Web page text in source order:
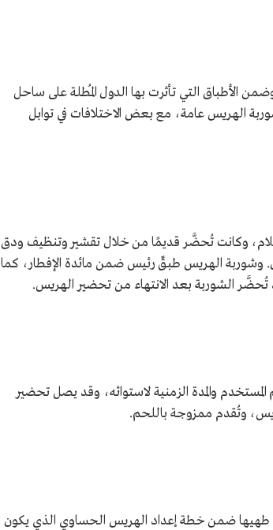
الأطباق التي تأثرت بها الدول المُطلة على ساحل
الهريس عامة، مع بعض الاختلافات في توابل
وكانت تُحضَّر قديمًا من خلال تقشير وتنظيف ودق
الهريس طبقٌ رئيس ضمن مائدة الإفطار، كما
الشوربة بعد الانتهاء من تحضير الهريس.
والمدة الزمنية لاستوائه، وقد يصل تحضير
وتُقدم ممزوجة باللحم.
طهيها ضمن خطة إعداد الهريس الحساوي الذي يكون